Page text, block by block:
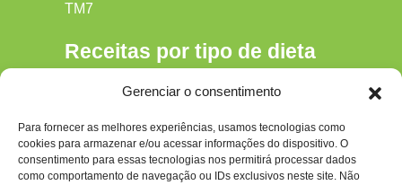
Gerenciar o consentimento
Para fornecer as melhores experiências, usamos tecnologias como
cookies para armazenar e/ou acessar informações do dispositivo. O
consentimento para essas tecnologias nos permitirá processar dados
como comportamento de navegação ou IDs exclusivos neste site. Não
TM7
Receitas por tipo de dieta
Gluten‑free
Hipocalórica